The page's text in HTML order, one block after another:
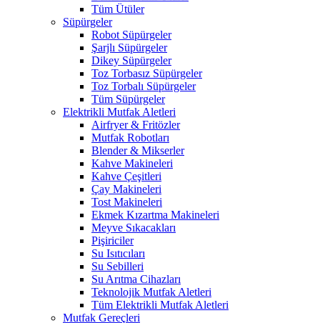
Tüm Ütüler
Süpürgeler
Robot Süpürgeler
Şarjlı Süpürgeler
Dikey Süpürgeler
Toz Torbasız Süpürgeler
Toz Torbalı Süpürgeler
Tüm Süpürgeler
Elektrikli Mutfak Aletleri
Airfryer & Fritözler
Mutfak Robotları
Blender & Mikserler
Kahve Makineleri
Kahve Çeşitleri
Çay Makineleri
Tost Makineleri
Ekmek Kızartma Makineleri
Meyve Sıkacakları
Pişiriciler
Su Isıtıcıları
Su Sebilleri
Su Arıtma Cihazları
Teknolojik Mutfak Aletleri
Tüm Elektrikli Mutfak Aletleri
Mutfak Gereçleri